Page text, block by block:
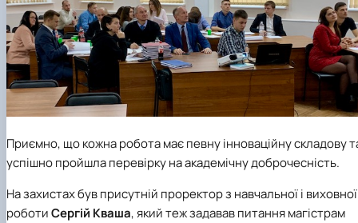
Приємно, що кожна робота має певну інноваційну складову
успішно пройшла перевірку на академічну доброчесність.
На захистах був присутній проректор з навчальної і виховної
роботиСергій Кваша, який теж задавав питання магістрам